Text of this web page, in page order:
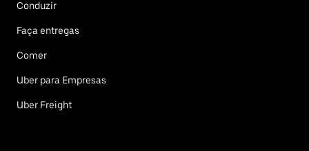
Conduzir
Faça entregas
Comer
Uber para Empresas
Uber Freight